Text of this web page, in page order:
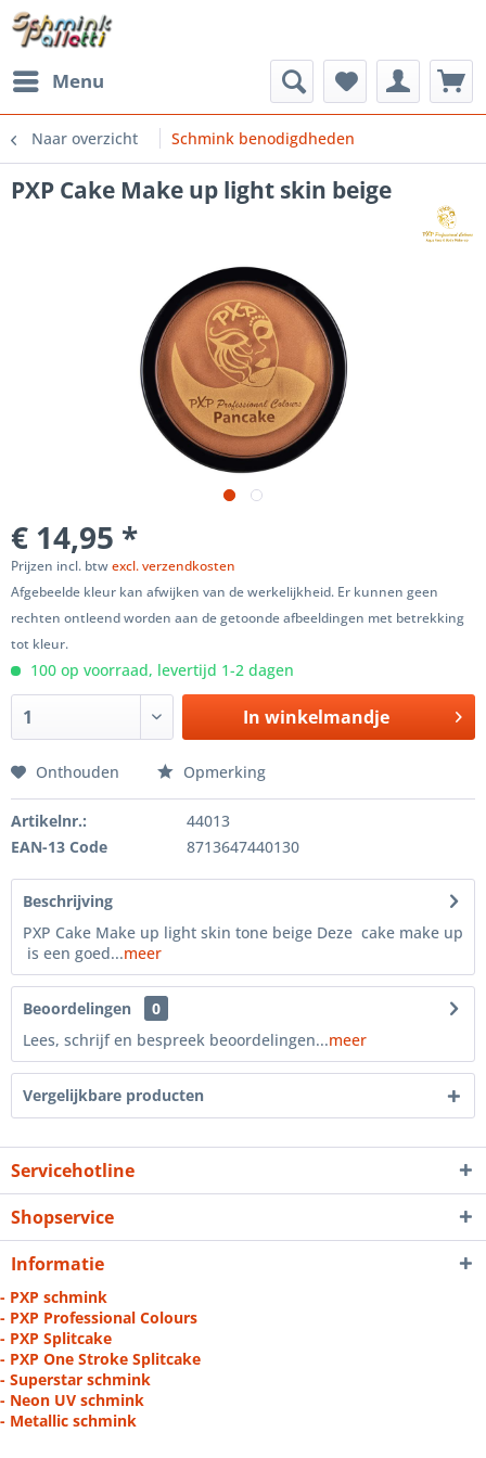
Menu
Naar overzicht Schmink benodigdheden
PXP Cake Make up light skin beige
€ 14,95 *
Prijzen incl. btwexcl. verzendkosten
Afgebeelde kleur kan afwijken van de werkelijkheid. Er kunnen geen
rechten ontleend worden aan de getoonde afbeeldingen met betrekking
tot kleur.
100 op voorraad, levertijd 1-2 dagen
In winkelmandje
Onthouden Opmerking
Artikelnr.:
44013
EAN-13 Code
8713647440130
Beschrijving
PXP Cake Make up light skin tone beige Deze cake make up
is een goed...meer
Beoordelingen
0
Lees, schrijf en bespreek beoordelingen...meer
Vergelijkbare producten
Servicehotline
Shopservice
Informatie
- PXP schmink
- PXP Professional Colours
- PXP Splitcake
- PXP One Stroke Splitcake
- Superstar schmink
- Neon UV schmink
- Metallic schmink